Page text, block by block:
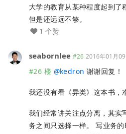
大学的教育从某种程度起到了
但是还远远不够。
1 个赞
seabornlee #26 2016年01月09
#26 楼 @kedron 谢谢回复！
我还没有看《异类》这本书，
我们经常讲关注点分离，其实
务之间只选择一样。 写业务